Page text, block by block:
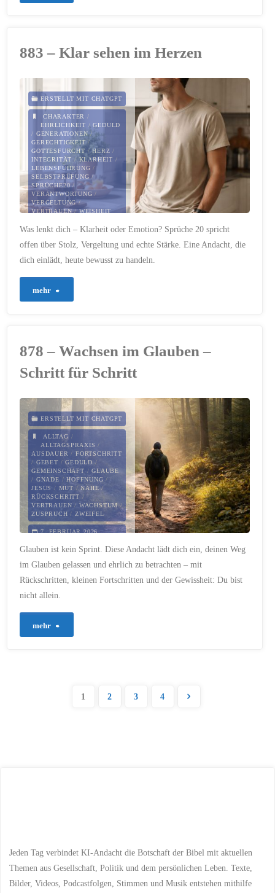
von
dir
abhängt"
883 – Klar sehen im Herzen
ERSTELLT MIT CHATGPT
CHARAKTER /
EHRLICHKEIT /GEDULD
/ GENERATIONEN/
GERECHTIGKEIT /
GOTTESFURCHT /HERZ /
INTEGRITÄT / KLARHEIT /
LEBENSFÜHRUNG /
SELBSTPRÜFUNG /
SPRÜCHE20 /
VERANTWORTUNG /
VERGELTUNG/
VERTRAUEN/WEISHEIT
12. FEBRUAR 2026
Was lenkt dich – Klarheit oder Emotion? Sprüche 20 spricht
offen über Stolz, Vergeltung und echte Stärke. Eine Andacht, die
dich einlädt, heute bewusst zu handeln.
mehr
Herzen"
878 – Wachsen im Glauben –
Schritt für Schritt
ERSTELLT MIT CHATGPT
ALLTAG /
ALLTAGSPRAXIS /
AUSDAUER / FORTSCHRITT
/ GEBET /GEDULD /
GEMEINSCHAFT /GLAUBE
/ GNADE /HOFFNUNG /
JESUS / MUT /NÄHE/
RÜCKSCHRITT /
VERTRAUEN / WACHSTUM /
ZUSPRUCH / ZWEIFEL
7. FEBRUAR 2026
Glauben ist kein Sprint. Diese Andacht lädt dich ein, deinen Weg
im Glauben gelassen und ehrlich zu betrachten – mit
Rückschritten, kleinen Fortschritten und der Gewissheit: Du bist
nicht allein.
mehr
1 2 3 4
Jeden Tag verbindet KI-Andacht die Botschaft der Bibel mit aktuellen
Themen aus Gesellschaft, Politik und dem persönlichen Leben. Texte,
Bilder, Videos, Podcastfolgen, Stimmen und Musik entstehen mithilfe